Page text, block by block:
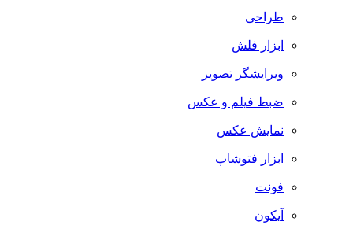
طراحی
ابزار فلش
ویرایشگر تصویر
ضبط فيلم و عكس
نمایش عکس
ابزار فتوشاپ
فونت
آیکون